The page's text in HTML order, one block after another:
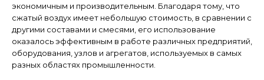
экономичным и производительным. Благодаря тому, что
сжатый воздух имеет небольшую стоимость, в сравнении с
другими составами и смесями, его использование
оказалось эффективным в работе различных предприятий,
оборудования, узлов и агрегатов, используемых в самых
разных областях промышленности.